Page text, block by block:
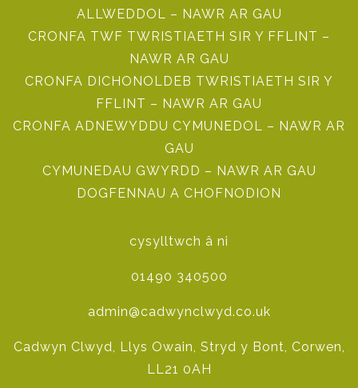
ALLWEDDOL – NAWR AR GAU
CRONFA TWF TWRISTIAETH SIR Y FFLINT –
NAWR AR GAU
CRONFA DICHONOLDEB TWRISTIAETH SIR Y
FFLINT – NAWR AR GAU
CRONFA ADNEWYDDU CYMUNEDOL – NAWR AR
GAU
CYMUNEDAU GWYRDD – NAWR AR GAU
DOGFENNAU A CHOFNODION
cysylltwch â ni
01490 340500
admin@cadwynclwyd.co.uk
Cadwyn Clwyd, Llys Owain, Stryd y Bont, Corwen,
LL21 0AH